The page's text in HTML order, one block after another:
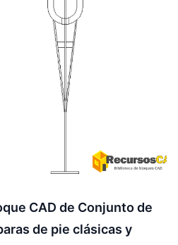
CAD de Conjunto de
de pie clásicas y